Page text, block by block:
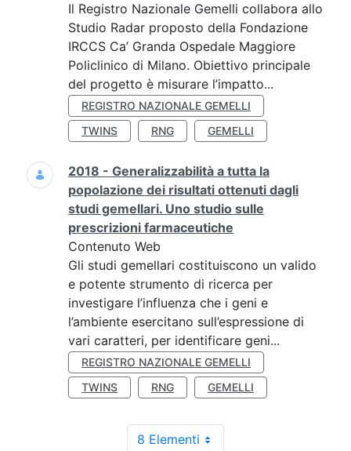
Il Registro Nazionale Gemelli collabora allo
Studio Radar proposto della Fondazione
IRCCS Ca’ Granda Ospedale Maggiore
Policlinico di Milano. Obiettivo principale
del progetto è misurare l’impatto...
REGISTRO NAZIONALE GEMELLI
TWINS
RNG GEMELLI
2018 - Generalizzabilità a tutta la
popolazione dei risultati ottenuti dagli
studi gemellari. Uno studio sulle
prescrizioni farmaceutiche
Contenuto Web
Gli studi gemellari costituiscono un valido
e potente strumento di ricerca per
investigare l’influenza che i geni e
l’ambiente esercitano sull’espressione di
vari caratteri, per identificare geni...
REGISTRO NAZIONALE GEMELLI
TWINS
RNG GEMELLI
8 Elementi